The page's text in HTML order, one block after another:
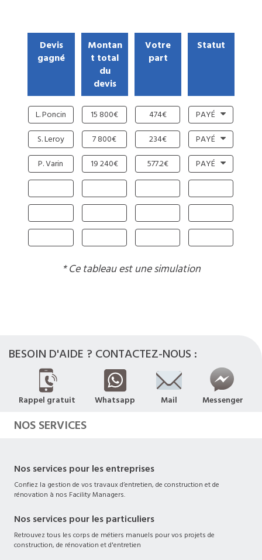
Devis
gagné
Montan
t total
du
devis
Votre
part
Statut
L. Poncin 15 800€ 474€ PAYÉ
S. Leroy 7 800€ 234€ PAYÉ
P. Varin 19 240€ 577.2€ PAYÉ
* Ce tableau est une simulation
BESOIN D'AIDE ? CONTACTEZ-NOUS :
Rappel gratuit Whatsapp Mail Messenger
NOS SERVICES
Nos services pour les entreprises
Confiez la gestion de vos travaux d’entretien, de construction et de
rénovation à nos Facility Managers.
Nos services pour les particuliers
Retrouvez tous les corps de métiers manuels pour vos projets de
construction, de rénovation et d'entretien